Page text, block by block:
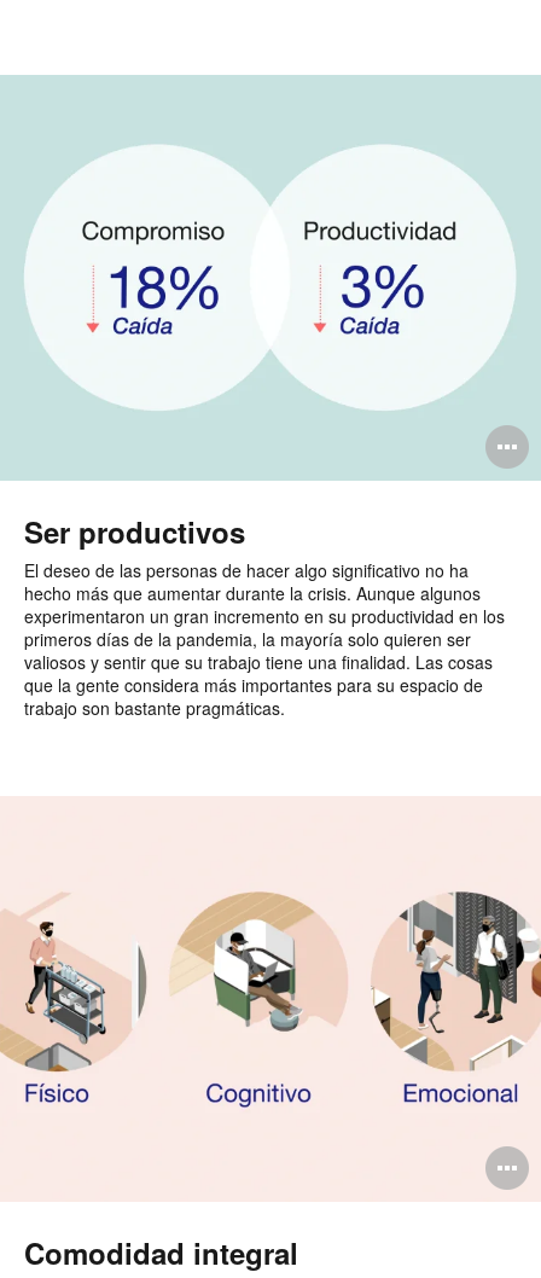
Ser productivos
El deseo de las personas de hacer algo significativo no ha
hecho más que aumentar durante la crisis. Aunque algunos
experimentaron un gran incremento en su productividad en los
primeros días de la pandemia, la mayoría solo quieren ser
valiosos y sentir que su trabajo tiene una finalidad. Las cosas
que la gente considera más importantes para su espacio de
trabajo son bastante pragmáticas.
Comodidad integral